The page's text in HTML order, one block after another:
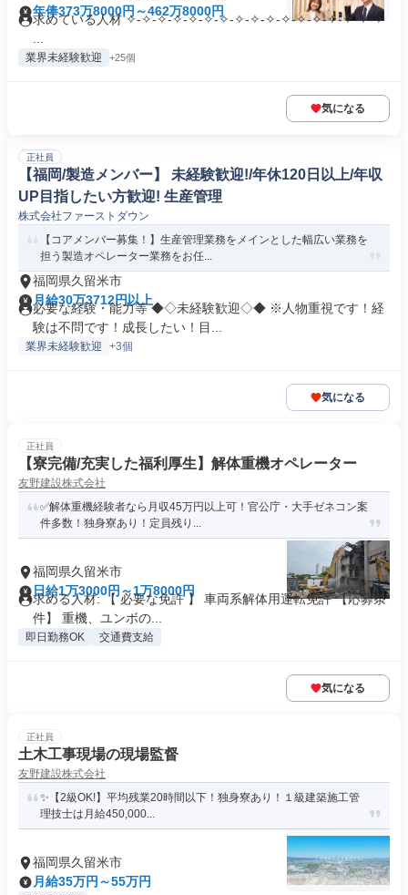
年俸373万8000円～462万8000円
求めている人材 ✧-✧-✧-✧-✧-✧-✧-✧-✧-✧-✧-✧-✧-✧-✧-✧-✧
業界未経験歓迎 +25個
気になる
正社員
【福岡/製造メンバー】 未経験歓迎!/年休120日以上/年収
UP目指したい方歓迎! 生産管理
株式会社ファーストダウン
【コアメンバー募集！】生産管理業務をメインとした幅広い業務を
担う製造オペレーター業務をお任...
福岡県久留米市
月給30万3712円以上
必要な経験・能力等 ◆◇未経験歓迎◇◆ ※人物重視です！経
験は不問です！成長したい！目...
業界未経験歓迎 +3個
気になる
正社員
【寮完備/充実した福利厚生】解体重機オペレーター
友野建設株式会社
✅解体重機経験者なら月収45万円以上可！官公庁・大手ゼネコン案
件多数！独身寮あり！定員残り...
福岡県久留米市
日給1万3000円～1万8000円
求める人材: 【 必要な免許 】 車両系解体用運転免許 【応募条
件】 重機、ユンボの...
即日勤務OK 交通費支給
気になる
正社員
土木工事現場の現場監督
友野建設株式会社
✨【2級OK!】平均残業20時間以下！独身寮あり！１級建築施工管
理技士は月給450,000...
福岡県久留米市
月給35万円～55万円